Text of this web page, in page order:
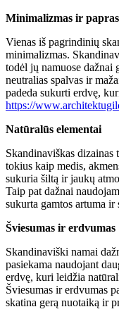
Minimalizmas ir
Vienas iš pagrindinių
minimalizmas.
todėl jų namuose dažnai
neutralias spalvas ir
padeda sukurti erdvę,
https://
Natūralūs elementai
Skandinaviškas dizainas
tokius kaip medis,
sukuria šiltą ir jaukų
Taip pat dažnai
sukurta gamtos artuma ir
Šviesumas ir erdvumas
Skandinaviški namai
pasiekama naudojant
erdvę, kuri leidžia
Šviesumas ir erdvumas
skatina gerą nuotaiką ir